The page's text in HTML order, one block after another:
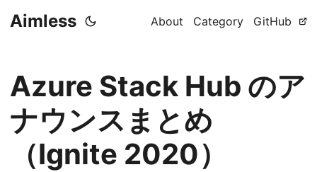
Aimless About Category GitHub
Azure Stack Hub のア
ナウンスまとめ
（Ignite 2020）